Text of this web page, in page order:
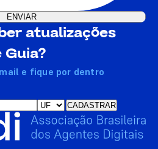
atualizações
e fique por dentro